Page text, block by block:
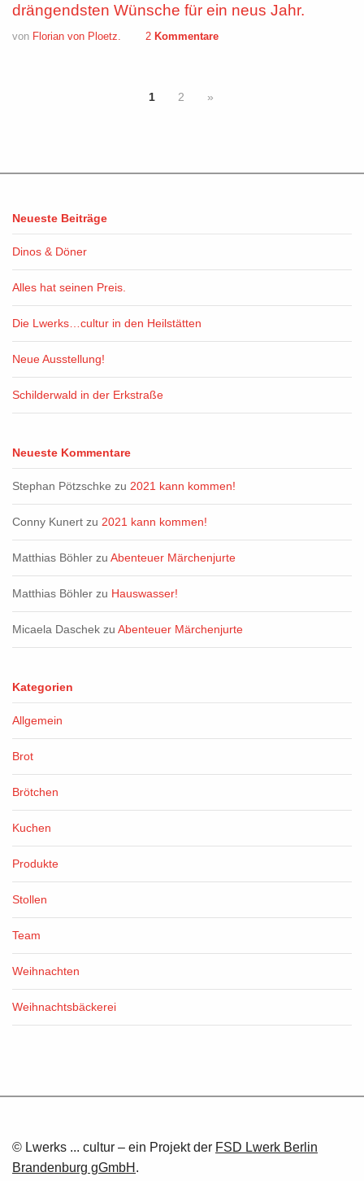
drängendsten Wünsche für ein neus Jahr.
von Florian von Ploetz. 2 Kommentare
1 2 »
Neueste Beiträge
Dinos & Döner
Alles hat seinen Preis.
Die Lwerks…cultur in den Heilstätten
Neue Ausstellung!
Schilderwald in der Erkstraße
Neueste Kommentare
Stephan Pötzschke zu 2021 kann kommen!
Conny Kunert zu 2021 kann kommen!
Matthias Böhler zu Abenteuer Märchenjurte
Matthias Böhler zu Hauswasser!
Micaela Daschek zu Abenteuer Märchenjurte
Kategorien
Allgemein
Brot
Brötchen
Kuchen
Produkte
Stollen
Team
Weihnachten
Weihnachtsbäckerei
© Lwerks ... cultur – ein Projekt der FSD Lwerk Berlin
Brandenburg gGmbH .